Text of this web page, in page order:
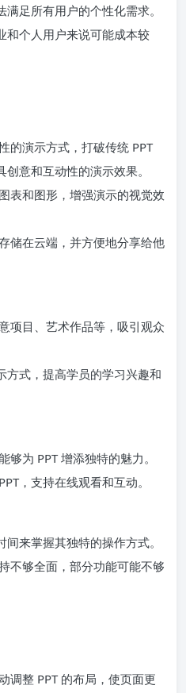
足所有用户的个性化需求。
和个人用户来说可能成本较
的演示方式，打破传统 PPT
意和互动性的演示效果。
表和图形，增强演示的视觉效
储在云端，并方便地分享给他
项目、艺术作品等，吸引观众
方式，提高学员的学习兴趣和
够为 PPT 增添独特的魅力。
，支持在线观看和互动。
来掌握其独特的操作方式。
不够全面，部分功能可能不够
调整 PPT 的布局，使页面更